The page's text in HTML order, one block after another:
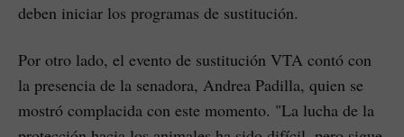
deben iniciar los programas de sustitución.
Por otro lado, el evento de sustitución VTA contó con
la presencia de la senadora, Andrea Padilla, quien se
mostró complacida con este momento. "La lucha de la